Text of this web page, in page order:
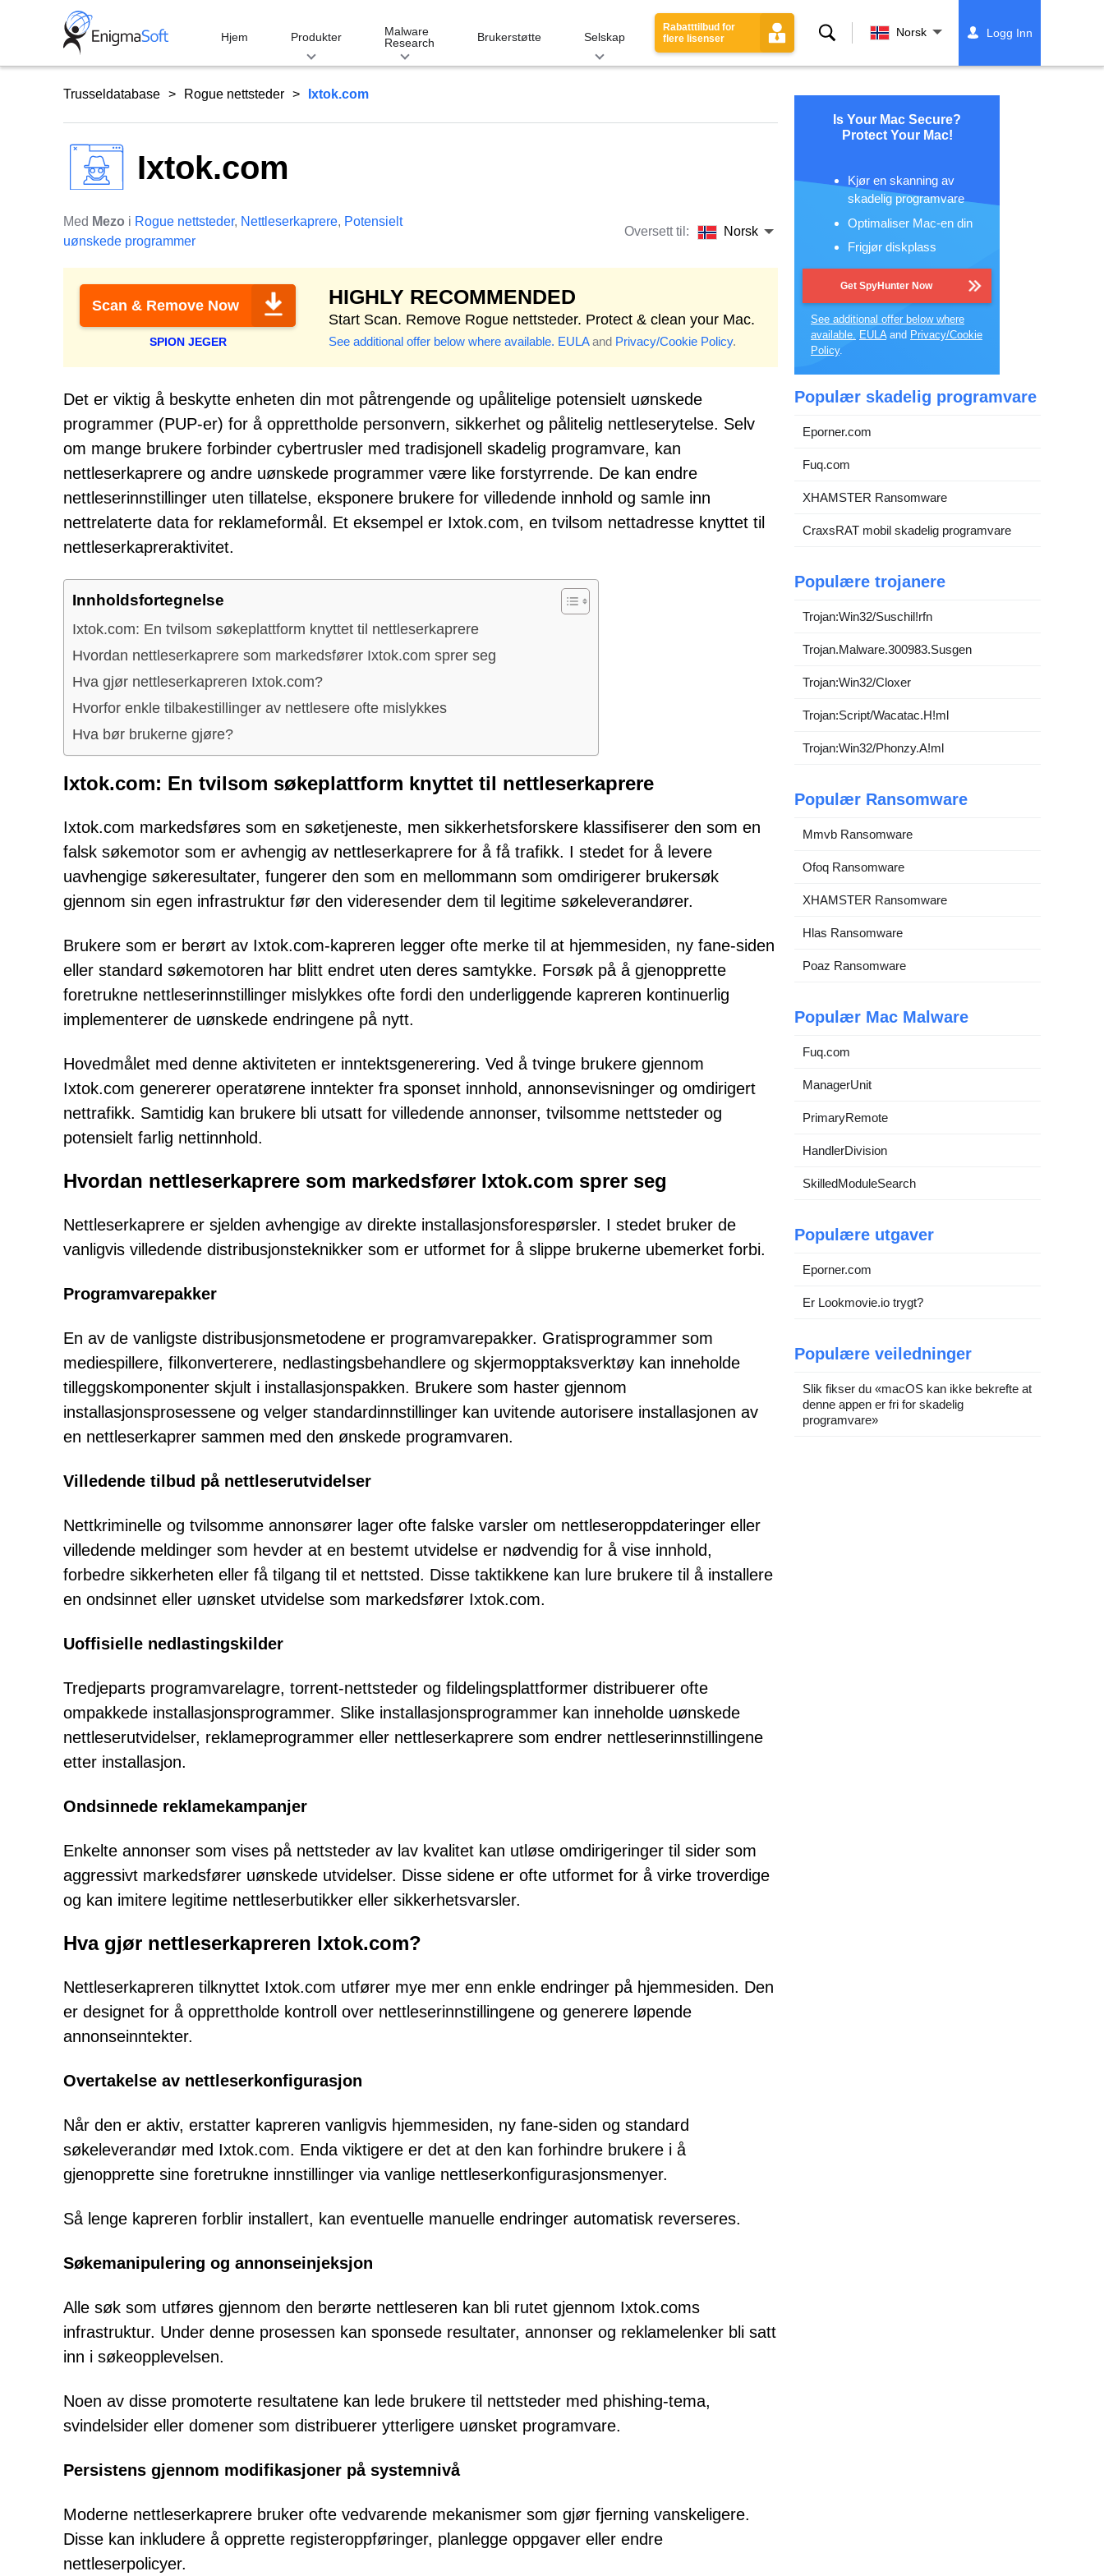
Hjem Produkter
Malware
Research
Brukerstøtte Selskap
Rabatttilbud for
flere lisenser
Søk Norsk Logg Inn
Trusseldatabase Rogue nettsteder Ixtok.com
Ixtok.com
Med Mezo i Rogue nettsteder, Nettleserkaprere, Potensielt
uønskede programmer
Oversett til: Norsk
Scan & Remove Now
SPION JEGER
HIGHLY RECOMMENDED
Start Scan. Remove Rogue nettsteder. Protect & clean your Mac.
See additional offer below where available. EULAand Privacy/Cookie Policy.
Det er viktig å beskytte enheten din mot påtrengende og upålitelige potensielt uønskede
programmer (PUP-er) for å opprettholde personvern, sikkerhet og pålitelig nettleserytelse. Selv
om mange brukere forbinder cybertrusler med tradisjonell skadelig programvare, kan
nettleserkaprere og andre uønskede programmer være like forstyrrende. De kan endre
nettleserinnstillinger uten tillatelse, eksponere brukere for villedende innhold og samle inn
nettrelaterte data for reklameformål. Et eksempel er Ixtok.com, en tvilsom nettadresse knyttet til
nettleserkapreraktivitet.
Innholdsfortegnelse
Ixtok.com: En tvilsom søkeplattform knyttet til nettleserkaprere
Hvordan nettleserkaprere som markedsfører Ixtok.com sprer seg
Hva gjør nettleserkapreren Ixtok.com?
Hvorfor enkle tilbakestillinger av nettlesere ofte mislykkes
Hva bør brukerne gjøre?
Ixtok.com: En tvilsom søkeplattform knyttet til nettleserkaprere
Ixtok.com markedsføres som en søketjeneste, men sikkerhetsforskere klassifiserer den som en
falsk søkemotor som er avhengig av nettleserkaprere for å få trafikk. I stedet for å levere
uavhengige søkeresultater, fungerer den som en mellommann som omdirigerer brukersøk
gjennom sin egen infrastruktur før den videresender dem til legitime søkeleverandører.
Brukere som er berørt av Ixtok.com-kapreren legger ofte merke til at hjemmesiden, ny fane-siden
eller standard søkemotoren har blitt endret uten deres samtykke. Forsøk på å gjenopprette
foretrukne nettleserinnstillinger mislykkes ofte fordi den underliggende kapreren kontinuerlig
implementerer de uønskede endringene på nytt.
Hovedmålet med denne aktiviteten er inntektsgenerering. Ved å tvinge brukere gjennom
Ixtok.com genererer operatørene inntekter fra sponset innhold, annonsevisninger og omdirigert
nettrafikk. Samtidig kan brukere bli utsatt for villedende annonser, tvilsomme nettsteder og
potensielt farlig nettinnhold.
Hvordan nettleserkaprere som markedsfører Ixtok.com sprer seg
Nettleserkaprere er sjelden avhengige av direkte installasjonsforespørsler. I stedet bruker de
vanligvis villedende distribusjonsteknikker som er utformet for å slippe brukerne ubemerket forbi.
Programvarepakker
En av de vanligste distribusjonsmetodene er programvarepakker. Gratisprogrammer som
mediespillere, filkonverterere, nedlastingsbehandlere og skjermopptaksverktøy kan inneholde
tilleggskomponenter skjult i installasjonspakken. Brukere som haster gjennom
installasjonsprosessene og velger standardinnstillinger kan uvitende autorisere installasjonen av
en nettleserkaprer sammen med den ønskede programvaren.
Villedende tilbud på nettleserutvidelser
Nettkriminelle og tvilsomme annonsører lager ofte falske varsler om nettleseroppdateringer eller
villedende meldinger som hevder at en bestemt utvidelse er nødvendig for å vise innhold,
forbedre sikkerheten eller få tilgang til et nettsted. Disse taktikkene kan lure brukere til å installere
en ondsinnet eller uønsket utvidelse som markedsfører Ixtok.com.
Uoffisielle nedlastingskilder
Tredjeparts programvarelagre, torrent-nettsteder og fildelingsplattformer distribuerer ofte
ompakkede installasjonsprogrammer. Slike installasjonsprogrammer kan inneholde uønskede
nettleserutvidelser, reklameprogrammer eller nettleserkaprere som endrer nettleserinnstillingene
etter installasjon.
Ondsinnede reklamekampanjer
Enkelte annonser som vises på nettsteder av lav kvalitet kan utløse omdirigeringer til sider som
aggressivt markedsfører uønskede utvidelser. Disse sidene er ofte utformet for å virke troverdige
og kan imitere legitime nettleserbutikker eller sikkerhetsvarsler.
Hva gjør nettleserkapreren Ixtok.com?
Nettleserkapreren tilknyttet Ixtok.com utfører mye mer enn enkle endringer på hjemmesiden. Den
er designet for å opprettholde kontroll over nettleserinnstillingene og generere løpende
annonseinntekter.
Overtakelse av nettleserkonfigurasjon
Når den er aktiv, erstatter kapreren vanligvis hjemmesiden, ny fane-siden og standard
søkeleverandør med Ixtok.com. Enda viktigere er det at den kan forhindre brukere i å
gjenopprette sine foretrukne innstillinger via vanlige nettleserkonfigurasjonsmenyer.
Så lenge kapreren forblir installert, kan eventuelle manuelle endringer automatisk reverseres.
Søkemanipulering og annonseinjeksjon
Alle søk som utføres gjennom den berørte nettleseren kan bli rutet gjennom Ixtok.coms
infrastruktur. Under denne prosessen kan sponsede resultater, annonser og reklamelenker bli satt
inn i søkeopplevelsen.
Noen av disse promoterte resultatene kan lede brukere til nettsteder med phishing-tema,
svindelsider eller domener som distribuerer ytterligere uønsket programvare.
Persistens gjennom modifikasjoner på systemnivå
Moderne nettleserkaprere bruker ofte vedvarende mekanismer som gjør fjerning vanskeligere.
Disse kan inkludere å opprette registeroppføringer, planlegge oppgaver eller endre
nettleserpolicyer.
Is Your Mac Secure?
Protect Your Mac!
Kjør en skanning av
skadelig programvare
Optimaliser Mac-en din
Frigjør diskplass
Get SpyHunter Now
See additional offer below where
available. EULAand Privacy/Cookie
Policy.
Populær skadelig programvare
Eporner.com
Fuq.com
XHAMSTER Ransomware
CraxsRAT mobil skadelig programvare
Populære trojanere
Trojan:Win32/Suschil!rfn
Trojan.Malware.300983.Susgen
Trojan:Win32/Cloxer
Trojan:Script/Wacatac.H!ml
Trojan:Win32/Phonzy.A!ml
Populær Ransomware
Mmvb Ransomware
Ofoq Ransomware
XHAMSTER Ransomware
Hlas Ransomware
Poaz Ransomware
Populær Mac Malware
Fuq.com
ManagerUnit
PrimaryRemote
HandlerDivision
SkilledModuleSearch
Populære utgaver
Eporner.com
Er Lookmovie.io trygt?
Populære veiledninger
Slik fikser du «macOS kan ikke bekrefte at
denne appen er fri for skadelig
programvare»